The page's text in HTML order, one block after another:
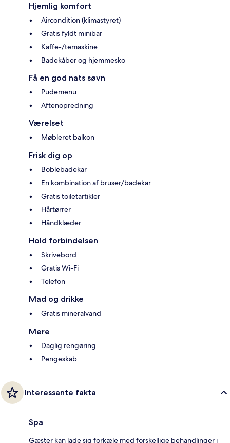
Hjemlig komfort
Aircondition (klimastyret)
Gratis fyldt minibar
Kaffe-/temaskine
Badekåber og hjemmesko
Få en god nats søvn
Pudemenu
Aftenopredning
Værelset
Møbleret balkon
Frisk dig op
Boblebadekar
En kombination af bruser/badekar
Gratis toiletartikler
Hårtørrer
Håndklæder
Hold forbindelsen
Skrivebord
Gratis Wi-Fi
Telefon
Mad og drikke
Gratis mineralvand
Mere
Daglig rengøring
Pengeskab
Interessante fakta
Spa
Gæster kan lade sig forkæle med forskellige behandlinger i